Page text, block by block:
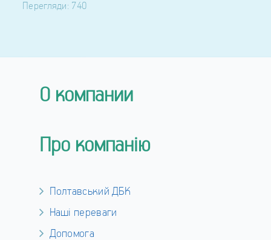
Перегляди: 740
О компании
Про компанію
Полтавський ДБК
Наші переваги
Допомога